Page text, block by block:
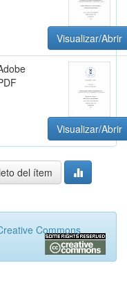
Visualizar/Abrir
Visualizar/Abrir
del ítem
Commons